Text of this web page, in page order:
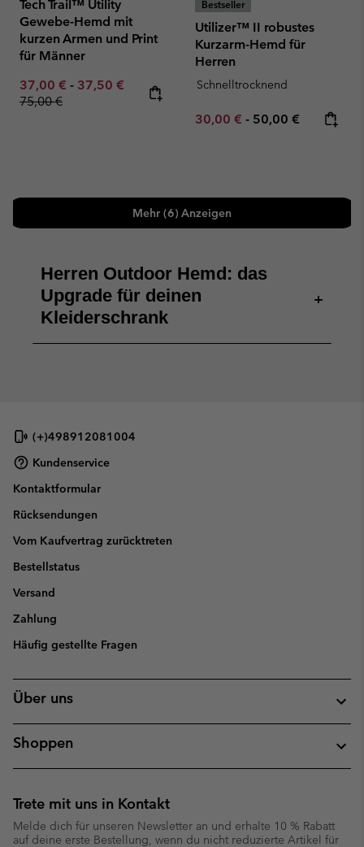
Tech Trail™ Utility
Gewebe-Hemd mit
kurzen Armen und Print
für Männer
Minimum sale price:
37,00 € - Maximum sale price:
37,50 € Regular price:
75,00 €
Bestseller
Utilizer™ II robustes
Kurzarm-Hemd für
Herren
Schnelltrocknend
Minimum sale price:
30,00 € - Maximum price:
50,00 €
Mehr (6) Anzeigen
Herren Outdoor Hemd: das
Upgrade für deinen
Kleiderschrank
+
(+)498912081004
Kundenservice
Kontaktformular
Rücksendungen
Vom Kaufvertrag zurücktreten
Bestellstatus
Versand
Zahlung
Häufig gestellte Fragen
Über uns
Shoppen
Trete mit uns in Kontakt
Melde dich für unseren Newsletter an und erhalte 10 % Rabatt
auf deine erste Bestellung, wenn du nicht reduzierte Artikel für